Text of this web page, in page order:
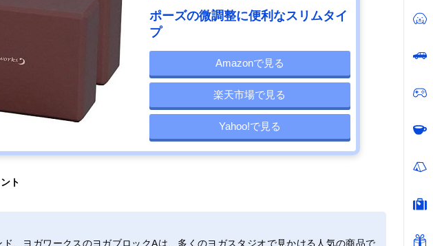
ポーズの微調整に便利なスリムタイ
プ
Amazonで見る
楽天市場で見る
Yahoo!で見る
ト
ド、ヨガワークスのヨガブロックAは、多くのヨガスタジオで見かける人気の商品で